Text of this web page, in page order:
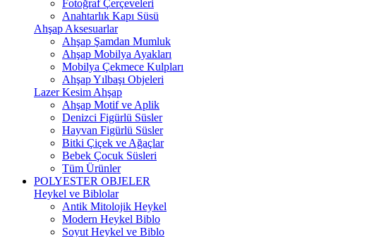
Fotoğraf Çerçeveleri
Anahtarlık Kapı Süsü
Ahşap Aksesuarlar
Ahşap Şamdan Mumluk
Ahşap Mobilya Ayakları
Mobilya Çekmece Kulpları
Ahşap Yılbaşı Objeleri
Lazer Kesim Ahşap
Ahşap Motif ve Aplik
Denizci Figürlü Süsler
Hayvan Figürlü Süsler
Bitki Çiçek ve Ağaçlar
Bebek Çocuk Süsleri
Tüm Ürünler
POLYESTER OBJELER
Heykel ve Biblolar
Antik Mitolojik Heykel
Modern Heykel Biblo
Soyut Heykel ve Biblo